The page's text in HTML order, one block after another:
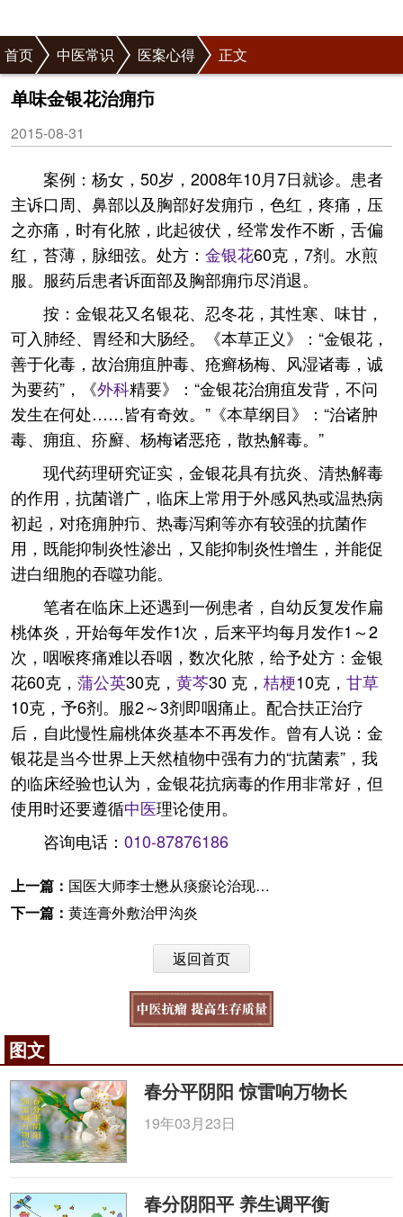
首页 中医常识 医案心得 正文
单味金银花治痈疖
2015-08-31
案例：杨女，50岁，2008年10月7日就诊。患者
主诉口周、鼻部以及胸部好发痈疖，色红，疼痛，压
之亦痛，时有化脓，此起彼伏，经常发作不断，舌偏
红，苔薄，脉细弦。处方： 金银花60克，7剂。水煎
服。服药后患者诉面部及胸部痈疖尽消退。
按：金银花又名银花、忍冬花，其性寒、味甘，
可入肺经、胃经和大肠经。《本草正义》：“金银花，
善于化毒，故治痈疽肿毒、疮癣杨梅、风湿诸毒，诚
为要药”，《外科精要》：“金银花治痈疽发背，不问
发生在何处……皆有奇效。”《本草纲目》：“治诸肿
毒、痈疽、疥廯、杨梅诸恶疮，散热解毒。”
现代药理研究证实，金银花具有抗炎、清热解毒
的作用，抗菌谱广，临床上常用于外感风热或温热病
初起，对疮痈肿疖、热毒泻痢等亦有较强的抗菌作
用，既能抑制炎性渗出，又能抑制炎性增生，并能促
进白细胞的吞噬功能。
笔者在临床上还遇到一例患者，自幼反复发作扁
桃体炎，开始每年发作1次，后来平均每月发作1～2
次，咽喉疼痛难以吞咽，数次化脓，给予处方：金银
花60克， 蒲公英30克， 黄芩30 克， 桔梗10克， 甘草
10克，予6剂。服2～3剂即咽痛止。配合扶正治疗
后，自此慢性扁桃体炎基本不再发作。曾有人说：金
银花是当今世界上天然植物中强有力的“抗菌素”，我
的临床经验也认为，金银花抗病毒的作用非常好，但
使用时还要遵循中医理论使用。
咨询电话： 010-87876186
上一篇： 国医大师李士懋从痰瘀论治现代疑难杂病
下一篇： 黄连膏外敷治甲沟炎
返回首页
图文
春分平阴阳 惊雷响万物长
19年03月23日
春分阴阳平 养生调平衡